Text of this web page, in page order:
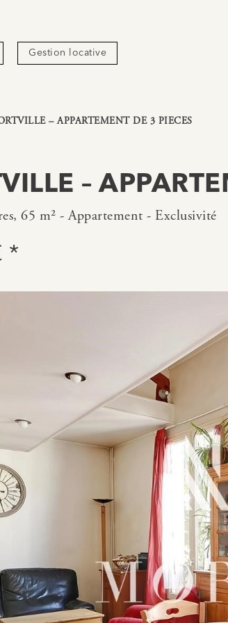
Gestion locative
– APPARTEMENT DE 3 PIECES
–
65 m² - Appartement - Exclusivité
*